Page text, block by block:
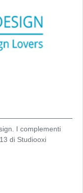
I complementi
di Studiooxi